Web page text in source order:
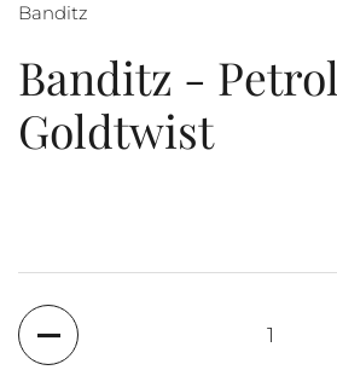
Banditz
Banditz - Petrol
Goldtwist
Aantal